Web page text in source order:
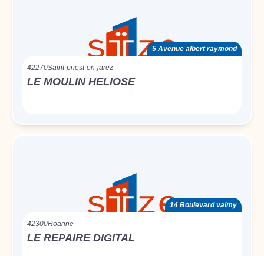
5 Avenue albert raymond
42270Saint-priest-en-jarez
LE MOULIN HELIOSE
14 Boulevard valmy
42300Roanne
LE REPAIRE DIGITAL